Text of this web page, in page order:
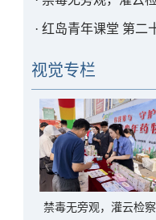
· 红岛青年课堂 第
视觉专栏
禁毒无旁观，灌云检